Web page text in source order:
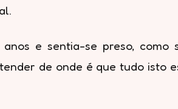
e sentia-se preso,
de onde é que tudo isto